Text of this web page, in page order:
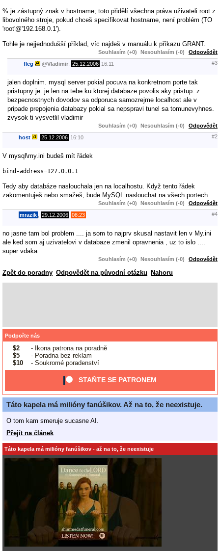
% je zástupný znak v hostname; toto přidělí všechna práva uživateli root z
libovolného stroje, pokud chceš specifikovat hostname, není problém (TO
'root'@'192.168.0.1').
Tohle je nejjednodušší příklad, víc najdeš v manuálu k příkazu GRANT.
Souhlasím (+0) Nesouhlasím (-0) Odpovědět
fleg @Vladimir 25.12.2006 16:11 #3
jalen doplnim. mysql server pokial pocuva na konkretnom porte tak
pristupny je. je len na tebe ku ktorej databaze povolis aky pristup. z
bezpecnostnych dovodov sa odporuca samozrejme localhost ale v
pripade prepojenia databazy pokial sa nepspravi tunel sa tomunevyhnes.
zvysok ti vysvetlil vladimir
Souhlasím (+0) Nesouhlasím (-0) Odpovědět
host 25.12.2006 16:10 #2
V mysql\my.ini budeš mít řádek
bind-address=127.0.0.1
Tedy aby databáze naslouchala jen na localhostu. Když tento řádek
zakomentuješ nebo smažeš, bude MySQL naslouchat na všech portech.
Souhlasím (+0) Nesouhlasím (-0) Odpovědět
mrazik 29.12.2006 08:23 #4
no jasne tam bol problem .... ja som to najprv skusal nastavit len v My.ini
ale ked som aj uzivatelovi v databaze zmenil opravnenia , uz to islo ....
super vdaka
Souhlasím (+0) Nesouhlasím (-0) Odpovědět
Zpět do poradny Odpovědět na původní otázku Nahoru
Podpořte nás
$2
- Ikona patrona na poradně
$5
- Poradna bez reklam
$10
- Soukromé poradenství
STAŇTE SE PATRONEM
Táto kapela má milióny fanúšikov. Až na to, že neexistuje.
O tom kam smeruje sucasne AI.
Přejít na článek
Táto kapela má milióny fanúšikov - až na to, že neexistuje